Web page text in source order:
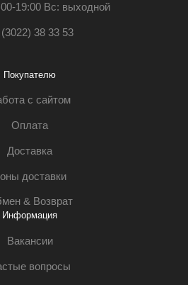
19:00 Вс: выходной
38 33 53
Покупателю
с сайтом
Оплата
Доставка
доставки
& Возврат
Информация
Вакансии
вопросы